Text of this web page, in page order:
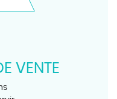
VENTE